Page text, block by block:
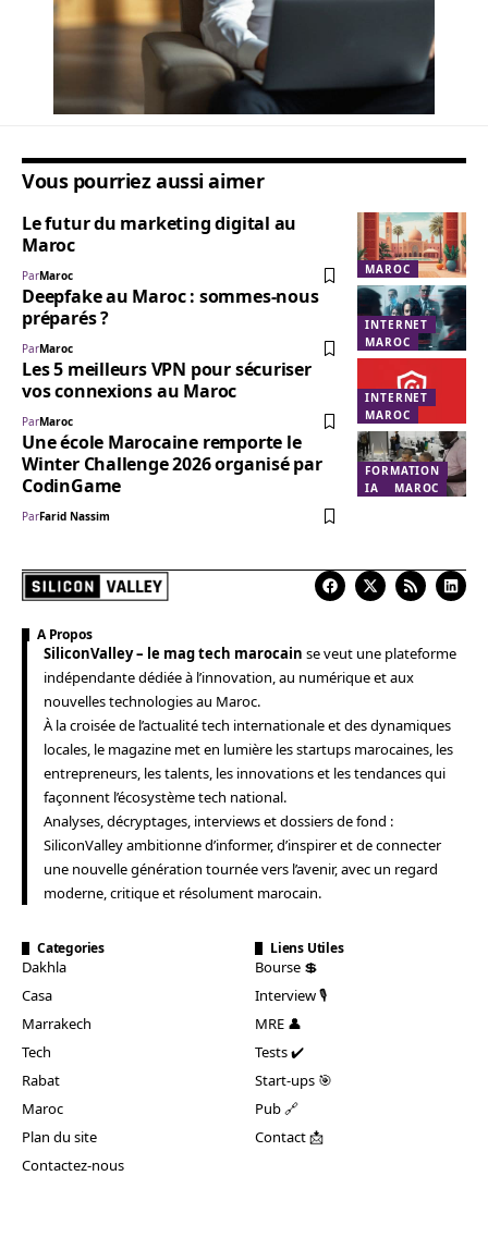
Vous pourriez aussi aimer
MAROC
Le futur du marketing digital au
Maroc
ParMaroc
INTERNET
MAROC
Deepfake au Maroc : sommes-nous
préparés ?
ParMaroc
INTERNET
MAROC
Les 5 meilleurs VPN pour sécuriser
vos connexions au Maroc
ParMaroc
FORMATION
IA
MAROC
Une école Marocaine remporte le
Winter Challenge 2026 organisé par
CodinGame
ParFarid Nassim
A Propos
SiliconValley – le mag tech marocain se veut une plateforme
indépendante dédiée à l’innovation, au numérique et aux
nouvelles technologies au Maroc.
À la croisée de l’actualité tech internationale et des dynamiques
locales, le magazine met en lumière les startups marocaines, les
entrepreneurs, les talents, les innovations et les tendances qui
façonnent l’écosystème tech national.
Analyses, décryptages, interviews et dossiers de fond :
SiliconValley ambitionne d’informer, d’inspirer et de connecter
une nouvelle génération tournée vers l’avenir, avec un regard
moderne, critique et résolument marocain.
Categories
Dakhla
Casa
Marrakech
Tech
Rabat
Maroc
Plan du site
Contactez-nous
Liens Utiles
Bourse 💲
Interview 🎙️
MRE 👤
Tests ✔️
Start-ups 🎯
Pub 🔗
Contact 📩